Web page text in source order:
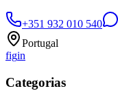
+351 932 010 540
Portugal
figin
Categorias